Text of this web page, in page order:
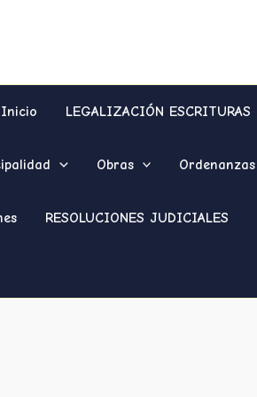
Inicio LEGALIZACIÓN ESCRITURAS
Obras Ordenanzas
RESOLUCIONES JUDICIALES